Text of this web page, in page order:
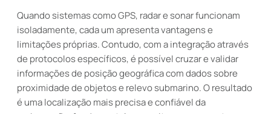
Quando sistemas como GPS, radar e sonar funcionam
isoladamente, cada um apresenta vantagens e
limitações próprias. Contudo, com a integração através
de protocolos específicos, é possível cruzar e validar
informações de posição geográfica com dados sobre
proximidade de objetos e relevo submarino. O resultado
é uma localização mais precisa e confiável da